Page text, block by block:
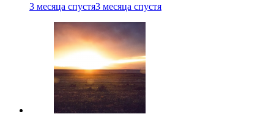
3 месяца спустя3 месяца спустя